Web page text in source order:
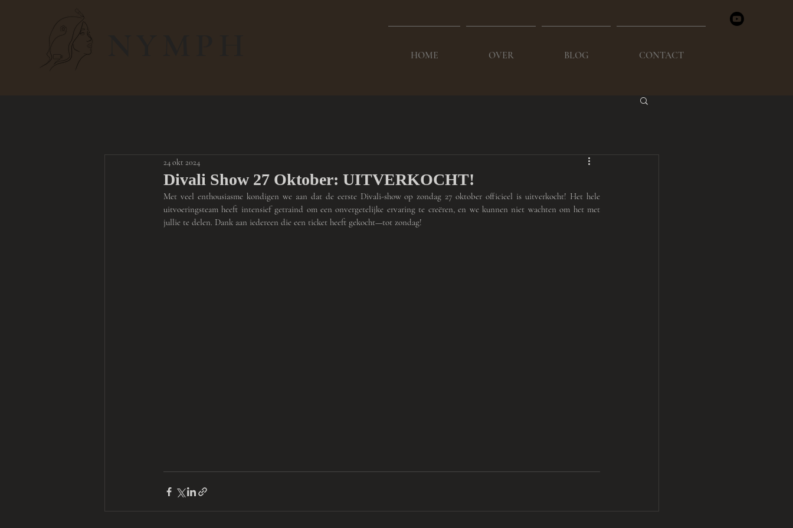
HOME OVER BLOG CONTACT
Divali Show 27 Oktober: UITVERKOCHT!
24 okt 2024
Met veel enthousiasme kondigen we aan dat de eerste Divali-show op zondag 27 oktober officieel is uitverkocht! Het hele
uitvoeringsteam heeft intensief getraind om een onvergetelijke ervaring te creëren, en we kunnen niet wachten om het met
jullie te delen. Dank aan iedereen die een ticket heeft gekocht—tot zondag!